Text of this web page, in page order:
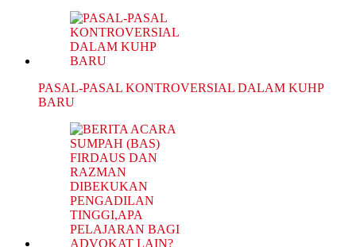
PASAL-PASAL KONTROVERSIAL DALAM KUHP
BARU